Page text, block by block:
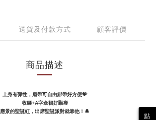
送貨及付款方式 顧客評價
商品描述
上身有彈性，肩帶可自由綁帶好方便💝
收腰+A字傘裙好顯瘦
應景的聖誕紅，出席聖誕派對就靠他！🔔
點